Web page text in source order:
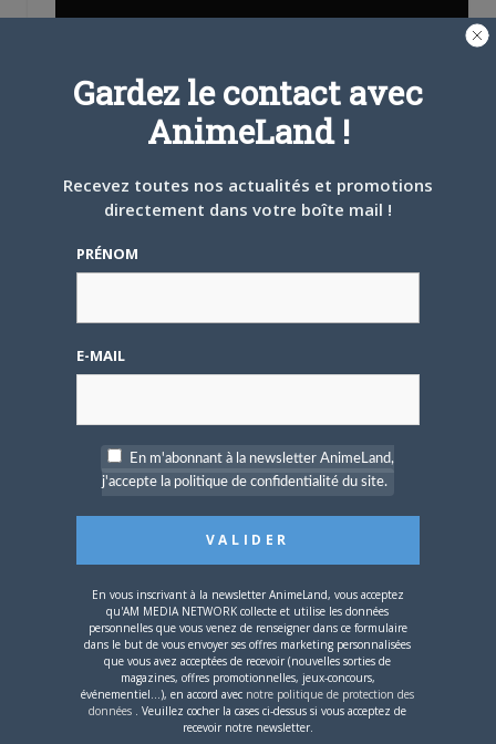
Cliquez
Twitter(ouvre
une
nouvelle
fenêtre)
Cliquez
Facebook(ouvre
une
nouvelle
fenêtre)
Cliquez
Google+
dans
une
nouvelle
PARLEZ-EN À VOS AMIS !
TwitterFacebookGoogle+PinterestLinkedIn
Email
A PROPOS DE L'AUTEUR
MATTHIEU PINON
Gardez le contact avec
AnimeLand !
Recevez toutes nos actualités et promotions
directement dans votre boîte mail !
PRÉNOM
E-MAIL
En m'abonnant à la newsletter AnimeLand,
j'accepte la politique de confidentialité du site.
En vous inscrivant à la newsletter AnimeLand, vous acceptez
qu'AM MEDIA NETWORK collecte et utilise les données
personnelles que vous venez de renseigner dans ce formulaire
dans le but de vous envoyer ses offres marketing personnalisées
que vous avez acceptées de recevoir (nouvelles sorties de
magazines, offres promotionnelles, jeux-concours,
événementiel...), en accord avec notre politique de protection des
données . Veuillez cocher la cases ci-dessus si vous acceptez de
recevoir notre newsletter.